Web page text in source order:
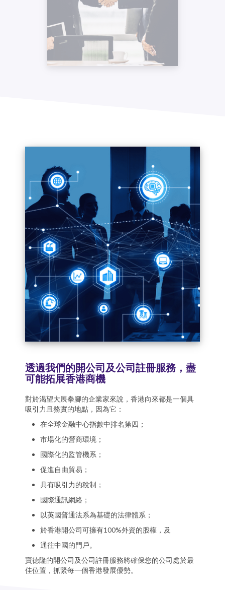
透過我們的開公司及公司註冊服務，盡
可能拓展香港商機
對於渴望大展拳腳的企業家來說，香港向來都是一個具
吸引力且務實的地點，因為它：
在全球金融中心指數中排名第四；
市場化的營商環境；
國際化的監管機系；
促進自由貿易；
具有吸引力的稅制；
國際通訊網絡；
以英國普通法系為基礎的法律體系；
於香港開公司可擁有100%外資的股權，及
通往中國的門戶。
寶德隆的開公司及公司註冊服務將確保您的公司處於最
佳位置，抓緊每一個香港發展優勢。